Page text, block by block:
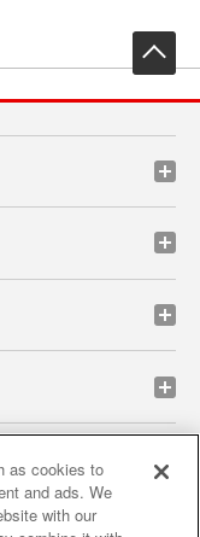
privacy policy
as cookies to
and ads. We
with our